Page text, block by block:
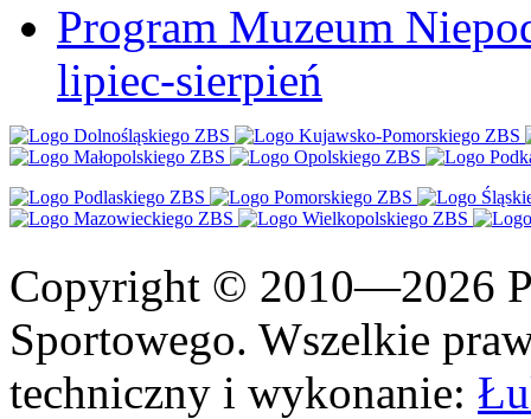
Program Muzeum
lipiec-sierpień
Copyright © 2010—2026
Sportowego. Wszelkie
techniczny i wykonanie: